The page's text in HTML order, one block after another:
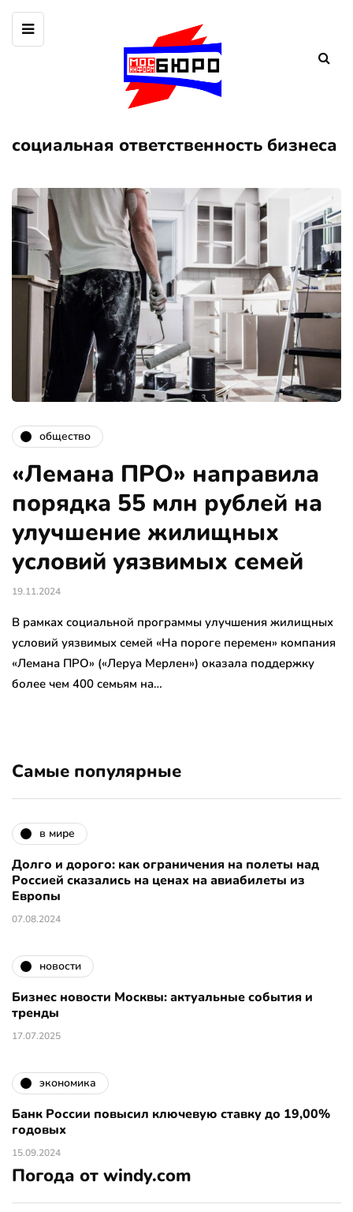
социальная ответственность бизнеса
общество
«Лемана ПРО» направила
порядка 55 млн рублей на
улучшение жилищных
условий уязвимых семей
19.11.2024
В рамках социальной программы улучшения жилищных
условий уязвимых семей «На пороге перемен» компания
«Лемана ПРО» («Леруа Мерлен») оказала поддержку
более чем 400 семьям на…
Самые популярные
в мире
Долго и дорого: как ограничения на полеты над
Россией сказались на ценах на авиабилеты из
Европы
07.08.2024
новости
Бизнес новости Москвы: актуальные события и
тренды
17.07.2025
экономика
Банк России повысил ключевую ставку до 19,00%
годовых
15.09.2024
Погода от windy.com